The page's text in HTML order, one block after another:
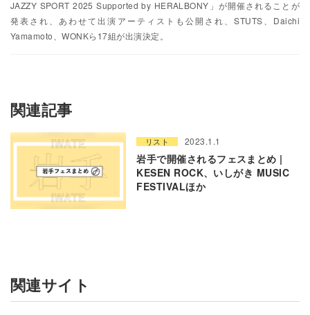
JAZZY SPORT 2025 Supported by HERALBONY」が開催されることが
発表され、あわせて出演アーティストも公開され、STUTS、Daichi
Yamamoto、WONKら17組が出演決定。
関連記事
リスト 2023.1.1
岩手で開催されるフェスまとめ |
KESEN ROCK、いしがき MUSIC
FESTIVALほか
関連サイト